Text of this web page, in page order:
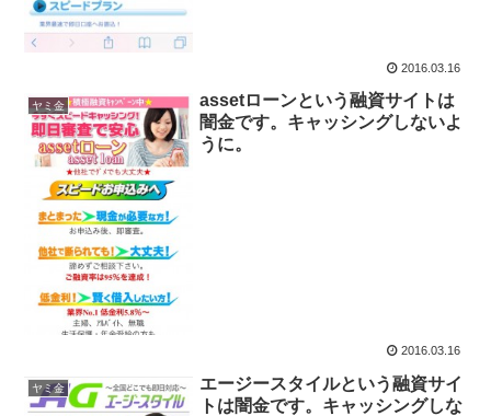
2016.03.16
ヤミ金
assetローンという融資サイトは
闇金です。キャッシングしないよ
うに。
2016.03.16
ヤミ金
エージースタイルという融資サイ
トは闇金です。キャッシングしな